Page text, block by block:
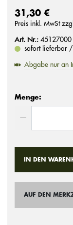
31,30 €
Preis inkl. MwSt
Art. Nr.: 45127000
sofort lieferbar /
Abgabe nur an
Menge:
IN DEN
AUF DEN